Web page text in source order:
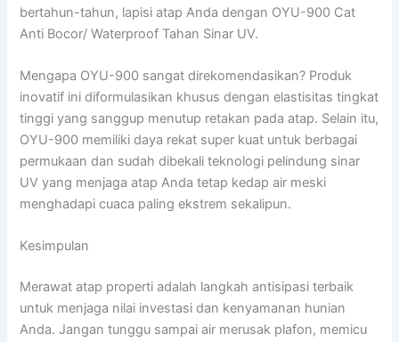
bertahun-tahun, lapisi atap Anda dengan OYU-900 Cat
Anti Bocor/ Waterproof Tahan Sinar UV.
Mengapa OYU-900 sangat direkomendasikan? Produk
inovatif ini diformulasikan khusus dengan elastisitas tingkat
tinggi yang sanggup menutup retakan pada atap. Selain itu,
OYU-900 memiliki daya rekat super kuat untuk berbagai
permukaan dan sudah dibekali teknologi pelindung sinar
UV yang menjaga atap Anda tetap kedap air meski
menghadapi cuaca paling ekstrem sekalipun.
Kesimpulan
Merawat atap properti adalah langkah antisipasi terbaik
untuk menjaga nilai investasi dan kenyamanan hunian
Anda. Jangan tunggu sampai air merusak plafon, memicu